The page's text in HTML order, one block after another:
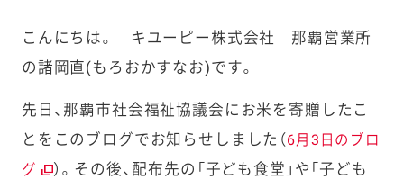
こんにちは。 キユーピー株式会社 那覇営業所
の諸岡直(もろおかすなお)です。
先日、那覇市社会福祉協議会にお米を寄贈したこ
とをこのブログでお知らせしました（6月3日のブロ
グ
）。その後、配布先の「子ども食堂」や「子ども